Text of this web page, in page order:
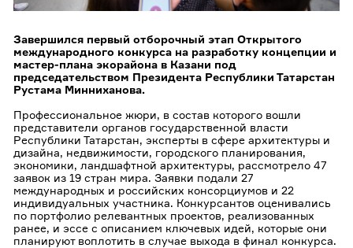
Завершился первый отборочный этап Открытого
международного конкурса на разработку концепции и
мастер-плана экорайона в Казани под
председательством Президента Республики Татарстан
Рустама Минниханова.
Профессиональное жюри, в состав которого вошли
представители органов государственной власти
Республики Татарстан, эксперты в сфере архитектуры и
дизайна, недвижимости, городского планирования,
экономики, ландшафтной архитектуры, рассмотрело 47
заявок из 19 стран мира. Заявки подали 27
международных и российских консорциумов и 22
индивидуальных участника. Конкурсантов оценивались
по портфолио релевантных проектов, реализованных
ранее, и эссе с описанием ключевых идей, которые они
планируют воплотить в случае выхода в финал конкурса.